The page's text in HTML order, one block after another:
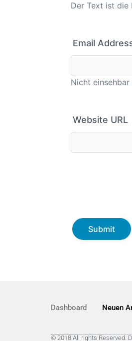
Der Text ist die
Email
Nicht
Website URL
Dashboard Neuen
© 2018 All rights Reserved.